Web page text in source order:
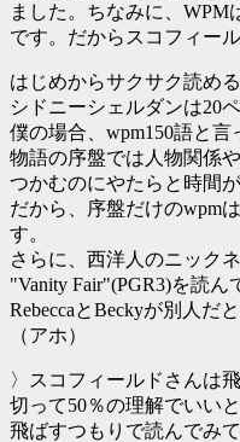
ました。ちなみに、WPM
です。だからスコフィー
はじめからサクサク読め
シドニーシェルダンは20
僕の場合、wpm150語と言
物語の序盤では人物関係
つかむのにやたらと時間
だから、序盤だけのwpm
す。
さらに、西洋人のニック
"Vanity Fair"(PGR3)を読ん
RebeccaとBeckyが別人だ
（アホ）
〉スコフィールドさんは
切って50％の理解でいい
飛ばすつもりで読んでみ